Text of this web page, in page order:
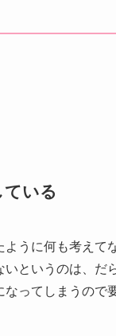
いる
うに何も考え
というのは、
ってしまうので